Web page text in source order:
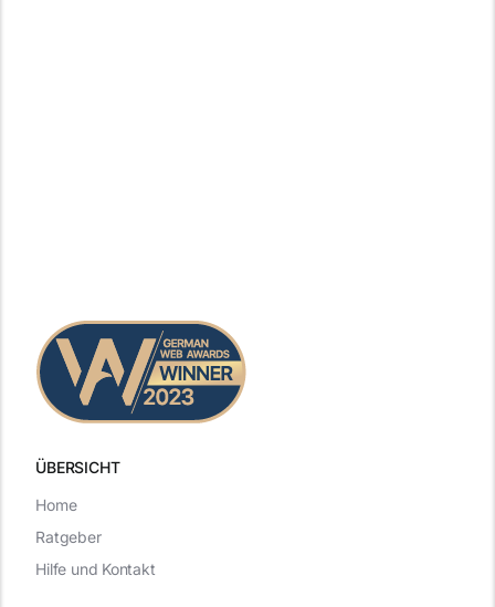
ÜBERSICHT
Home
Ratgeber
Hilfe und Kontakt